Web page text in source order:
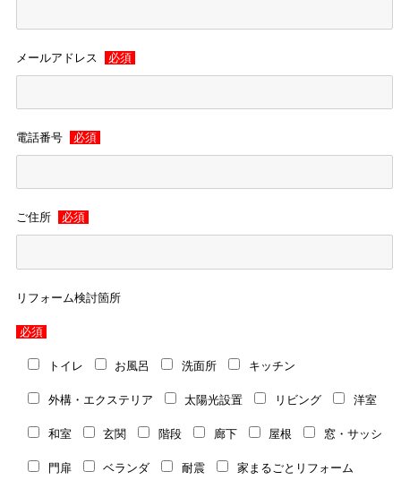
メールアドレス 必須
電話番号 必須
ご住所 必須
リフォーム検討箇所
必須
トイレ お風呂 洗面所 キッチン
外構・エクステリア 太陽光設置 リビング 洋室
和室 玄関 階段 廊下 屋根 窓・サッシ
門扉 ベランダ 耐震 家まるごとリフォーム